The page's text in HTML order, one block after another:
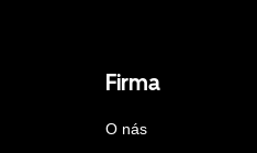
Firma
O nás